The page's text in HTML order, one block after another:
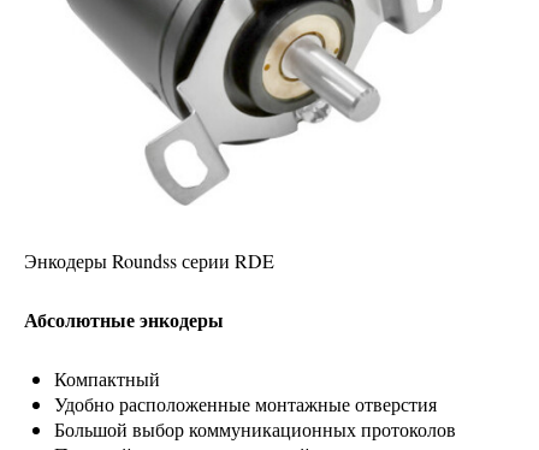
Энкодеры Roundss серии RDE
Абсолютные энкодеры
Компактный
Удобно расположенные монтажные отверстия
Большой выбор коммуникационных протоколов